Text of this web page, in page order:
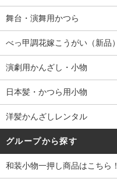
舞台・演舞用かつら
べっ甲調花嫁こうがい（新品）
演劇用かんざし・小物
日本髪・かつら用小物
洋髪かんざしレンタル
グループから探す
和装小物一押し商品はこちら！